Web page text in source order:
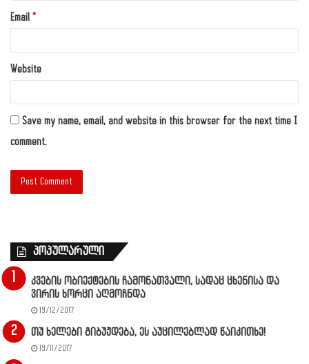
Email *
Website
Save my name, email, and website in this browser for the next time I
comment.
პოპულარული
კვების ობიექტების ჩამონათვალი, სადაც ცხენისა და
ვირის ხორცი აღმოჩნდა
19/12/2017
თუ ხელები გიბუჟდება, ეს აუცილებლად წაიკითხე!
19/11/2017